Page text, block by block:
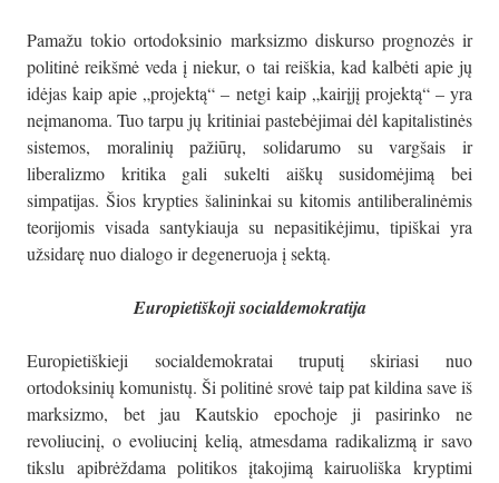
Pamažu tokio ortodoksinio marksizmo diskurso prognozės ir
politinė reikšmė veda į niekur, o tai reiškia, kad kalbėti apie jų
idėjas kaip apie „projektą“ – netgi kaip „kairįjį projektą“ – yra
neįmanoma. Tuo tarpu jų kritiniai pastebėjimai dėl kapitalistinės
sistemos, moralinių pažiūrų, solidarumo su vargšais ir
liberalizmo kritika gali sukelti aiškų susidomėjimą bei
simpatijas. Šios krypties šalininkai su kitomis antiliberalinėmis
teorijomis visada santykiauja su nepasitikėjimu, tipiškai yra
užsidarę nuo dialogo ir degeneruoja į sektą.
Europietiškoji socialdemokratija
Europietiškieji socialdemokratai truputį skiriasi nuo
ortodoksinių komunistų. Ši politinė srovė taip pat kildina save iš
marksizmo, bet jau Kautskio epochoje ji pasirinko ne
revoliucinį, o evoliucinį kelią, atmesdama radikalizmą ir savo
tikslu apibrėždama politikos įtakojimą kairuoliška kryptimi